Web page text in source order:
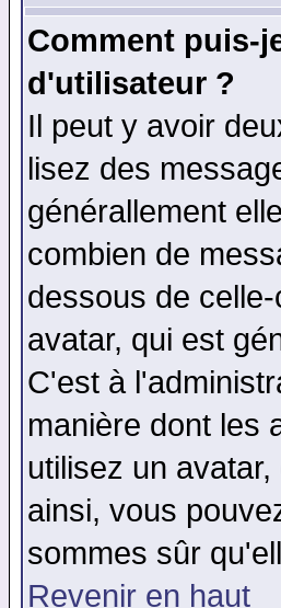
Comment puis-
d'utilisateur ?
Il peut y avoir
lisez des
générallement
combien de
dessous de
avatar, qui est
C'est à
manière dont les
utilisez un
ainsi, vous
sommes sûr
Revenir en haut